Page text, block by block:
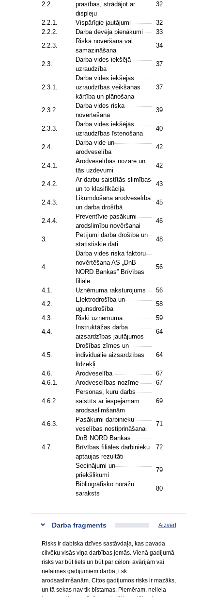
2.2.
prasības, strādājot ar
displeju
32
2.2.1. Vispārīgie jautājumi
32
2.2.2.
Darba devēja pienākumi
33
2.2.3.
Riska novēršana vai
samazināšana
34
2.3.
Darba vides iekšējā
uzraudzība
37
2.3.1.
Darba vides iekšējās
uzraudzības veikšanas
kārtība un plānošana
37
2.3.2.
Darba vides riska
novērtēšana
39
2.3.3.
Darba vides iekšējās
uzraudzības īstenošana
40
2.4.
Darba vide un
arodveselība
42
2.4.1.
Arodveselības nozare un
tās uzdevumi
42
2.4.2.
Ar darbu saistītās slimības
un to klasifikācija
43
2.4.3.
Likumdošana arodveselībā
un darba drošībā
45
2.4.4.
Preventīvie pasākumi
arodslimību novēršanai
46
3.
Pētījumi darba drošībā un
statistiskie dati
48
4.
Darba vides riska faktoru
novērtēšana AS „DnB
NORD Bankas” Brīvības
filiālē
56
4.1. Uzņēmuma raksturojums
56
4.2.
Elektrodrošība un
ugunsdrošība
58
4.3.
Riski uzņēmumā
59
4.4.
Instruktāžas darba
aizsardzības jautājumos
64
4.5.
Drošības zīmes un
individuālie aizsardzības
līdzekļi
64
4.6. Arodveselība
67
4.6.1.
Arodveselības nozīme 67
4.6.2.
Personas, kuru darbs
saistīts ar iespējamām
arodsaslimšanām
69
4.6.3.
Pasākumi darbinieku
veselības nostiprināšanai
71
4.7.
DnB NORD Bankas
Brīvības filiāles darbinieku
aptaujas rezultāti
72
Secinājumi un
priekšlikumi
79
Bibliogrāfisko norāžu
saraksts
80
Darba fragments Aizvērt
Risks ir dabiska dzīves sastāvdaļa, kas pavada
cilvēku visās viņa darbības jomās. Vienā gadījumā
risks var būt liels un būt par cēloni avārijām vai
nelaimes gadījumiem darbā, t.sk.
arodsaslimšanām. Citos gadījumos risks ir mazāks,
un tā sekas nav tik bīstamas. Piemēram, neliela